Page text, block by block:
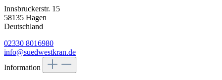
Innsbruckerstr. 15
58135 Hagen
Deutschland
02330 8016980
info@suedwestkran.de
Information